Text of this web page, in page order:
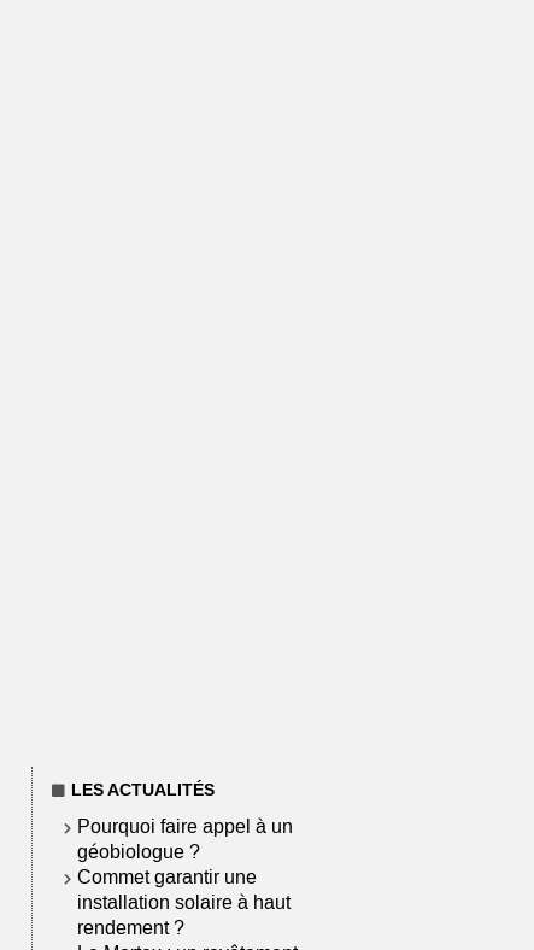
LES ACTUALITÉS
Pourquoi faire appel à un
géobiologue ?
Commet garantir une
installation solaire à haut
rendement ?